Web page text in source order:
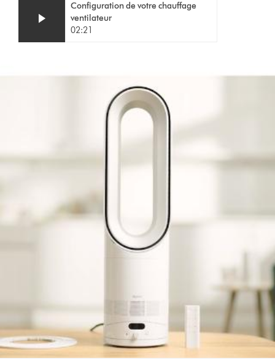
Transcript
transcription
Configuration de votre chauffage
ventilateur
02:21